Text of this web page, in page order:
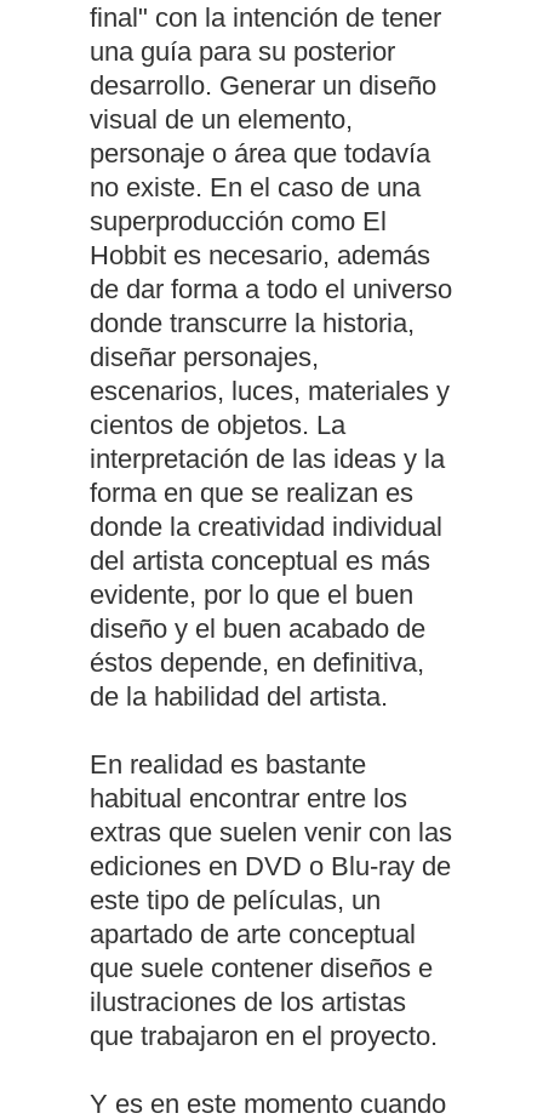
final" con la intención de tener
una guía para su posterior
desarrollo. Generar un diseño
visual de un elemento,
personaje o área que todavía
no existe. En el caso de una
superproducción como El
Hobbit es necesario, además
de dar forma a todo el universo
donde transcurre la historia,
diseñar personajes,
escenarios, luces, materiales y
cientos de objetos. La
interpretación de las ideas y la
forma en que se realizan es
donde la creatividad individual
del artista conceptual es más
evidente, por lo que el buen
diseño y el buen acabado de
éstos depende, en definitiva,
de la habilidad del artista.
En realidad es bastante
habitual encontrar entre los
extras que suelen venir con las
ediciones en DVD o Blu-ray de
este tipo de películas, un
apartado de arte conceptual
que suele contener diseños e
ilustraciones de los artistas
que trabajaron en el proyecto.
Y es en este momento cuando